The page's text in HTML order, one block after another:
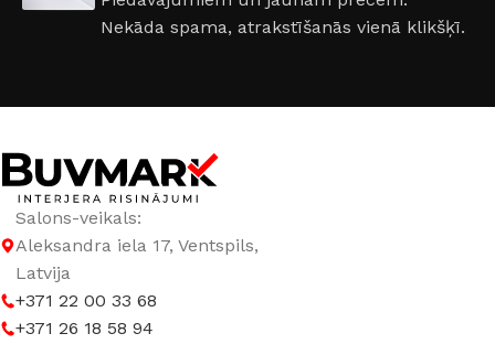
Nekāda spama, atrakstīšanās vienā klikšķī.
Salons-veikals:
Aleksandra iela 17, Ventspils,
Latvija
+371 22 00 33 68
+371 26 18 58 94